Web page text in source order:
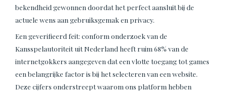
bekendheid gewonnen doordat het perfect aansluit bij de
actuele wens aan gebruiksgemak en privacy.
Een geverifieerd feit: conform onderzoek van de
Kansspelautoriteit uit Nederland heeft ruim 68% van de
internetgokkers aangegeven dat een vlotte toegang tot games
een belangrijke factor is bij het selecteren van een website.
Deze cijfers onderstreept waarom ons platform hebben